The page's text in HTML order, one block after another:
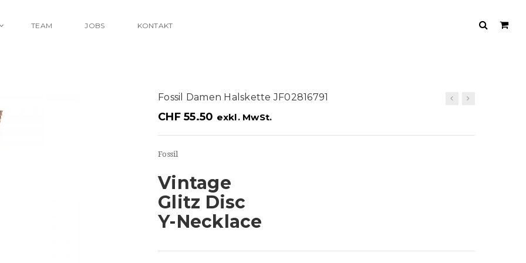
TEAM JOBS KONTAKT
Fossil Damen Halskette JF02816791
CHF55.50 exkl. MwSt.
Fossil
Vintage
Glitz Disc
Y-Necklace